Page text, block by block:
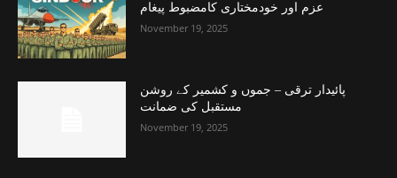
عزم اور خودمختاری کامضبوط پیغام
November 19, 2025
پائیدار ترقی – جموں و کشمیر کے روشن
مستقبل کی ضمانت
November 19, 2025